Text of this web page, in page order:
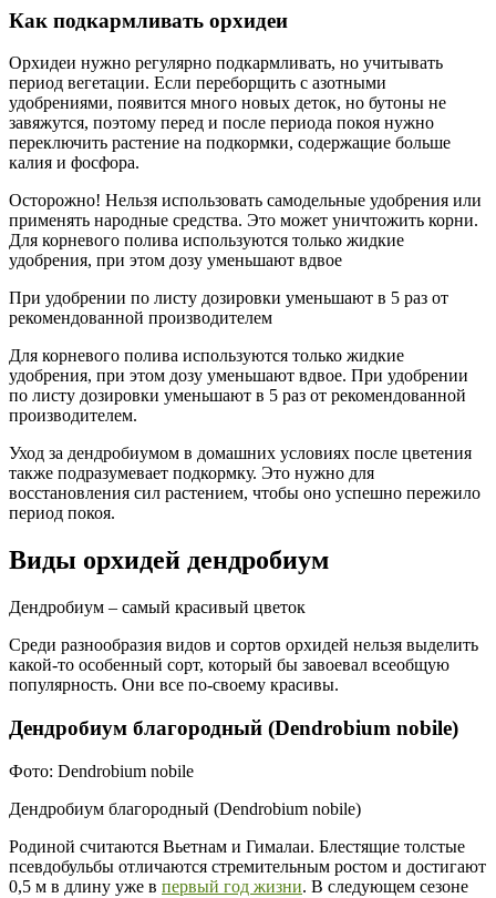
Как подкармливать орхидеи
Орхидеи нужно регулярно подкармливать, но учитывать
период вегетации. Если переборщить с азотными
удобрениями, появится много новых деток, но бутоны не
завяжутся, поэтому перед и после периода покоя нужно
переключить растение на подкормки, содержащие больше
калия и фосфора.
Осторожно! Нельзя использовать самодельные удобрения или
применять народные средства. Это может уничтожить корни.
Для корневого полива используются только жидкие
удобрения, при этом дозу уменьшают вдвое
При удобрении по листу дозировки уменьшают в 5 раз от
рекомендованной производителем
Для корневого полива используются только жидкие
удобрения, при этом дозу уменьшают вдвое. При удобрении
по листу дозировки уменьшают в 5 раз от рекомендованной
производителем.
Уход за дендробиумом в домашних условиях после цветения
также подразумевает подкормку. Это нужно для
восстановления сил растением, чтобы оно успешно пережило
период покоя.
Виды орхидей дендробиум
Дендробиум – самый красивый цветок
Среди разнообразия видов и сортов орхидей нельзя выделить
какой-то особенный сорт, который бы завоевал всеобщую
популярность. Они все по-своему красивы.
Дендробиум благородный (Dendrobium nobile)
Фото: Dendrobium nobile
Дендробиум благородный (Dendrobium nobile)
Родиной считаются Вьетнам и Гималаи. Блестящие толстые
псевдобульбы отличаются стремительным ростом и достигают
0,5 м в длину уже в первый год жизни. В следующем сезоне